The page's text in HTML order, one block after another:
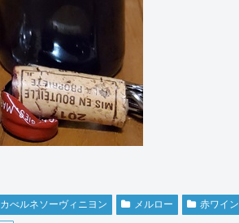
カべルネソーヴィニヨン メルロー 赤ワイン